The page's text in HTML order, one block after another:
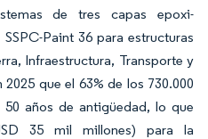
de tres capas epoxi-
Paint 36 para estructuras
Infraestructura, Transporte y
que el 63% de los 730.000
años de antigüedad, lo que
35 mil millones) para la